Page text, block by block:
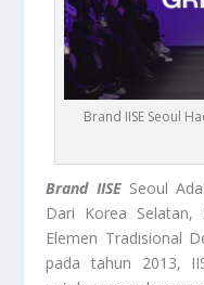
Brand IISE Seoul
Brand IISESeoul
Dari Korea Selatan,
Elemen Tradisional
pada tahun 2013,